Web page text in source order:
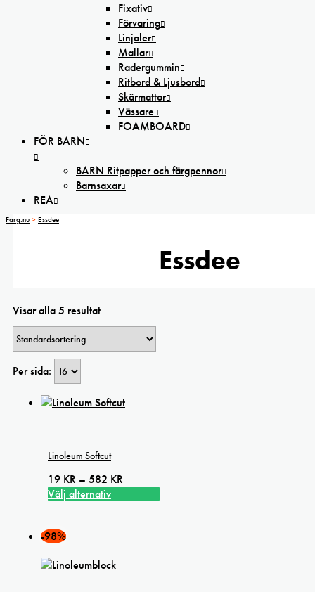
Fixativ
Förvaring
Linjaler
Mallar
Radergummin
Ritbord & Ljusbord
Skärmattor
Vässare
FOAMBOARD
FÖR BARN
BARN Ritpapper och färgpennor
Barnsaxar
REA
Farg.nu > Essdee
Essdee
Visar alla 5 resultat
Per sida:
Linoleum Softcut
19 KR – 582 KR
Välj alternativ
produkten
flera
-98%